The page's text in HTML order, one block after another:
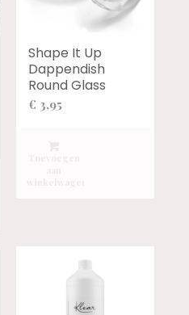
Shape It Up
Dappendish
Round Glass
€ 3,95